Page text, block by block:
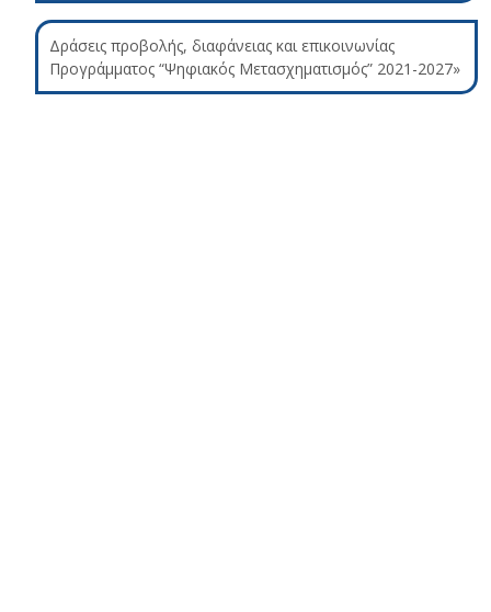
Δράσεις προβολής, διαφάνειας και επικοινωνίας
Προγράμματος “Ψηφιακός Μετασχηματισμός” 2021-2027»